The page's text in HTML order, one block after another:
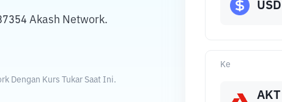
Akash Network.
Dengan Kurs Tukar Saat Ini.
Ke
AKT
USD